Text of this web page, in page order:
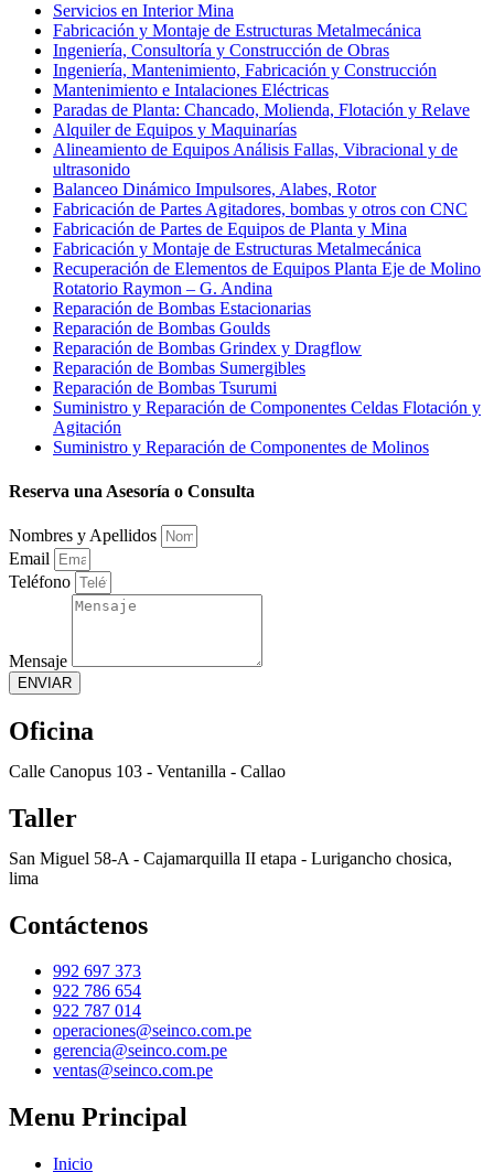
Servicios en Interior Mina
Fabricación y Montaje de Estructuras Metalmecánica
Ingeniería, Consultoría y Construcción de Obras
Ingeniería, Mantenimiento, Fabricación y Construcción
Mantenimiento e Intalaciones Eléctricas
Paradas de Planta: Chancado, Molienda, Flotación y Relave
Alquiler de Equipos y Maquinarías
Alineamiento de Equipos Análisis Fallas, Vibracional y de
ultrasonido
Balanceo Dinámico Impulsores, Alabes, Rotor
Fabricación de Partes Agitadores, bombas y otros con CNC
Fabricación de Partes de Equipos de Planta y Mina
Fabricación y Montaje de Estructuras Metalmecánica
Recuperación de Elementos de Equipos Planta Eje de Molino
Rotatorio Raymon – G. Andina
Reparación de Bombas Estacionarias
Reparación de Bombas Goulds
Reparación de Bombas Grindex y Dragflow
Reparación de Bombas Sumergibles
Reparación de Bombas Tsurumi
Suministro y Reparación de Componentes Celdas Flotación y
Agitación
Suministro y Reparación de Componentes de Molinos
Reserva una Asesoría o Consulta
Nombres y Apellidos
Email
Teléfono
Mensaje
ENVIAR
Oficina
Calle Canopus 103 - Ventanilla - Callao
Taller
San Miguel 58-A - Cajamarquilla II etapa - Lurigancho chosica,
lima
Contáctenos
992 697 373
922 786 654
922 787 014
operaciones@seinco.com.pe
gerencia@seinco.com.pe
ventas@seinco.com.pe
Menu Principal
Inicio